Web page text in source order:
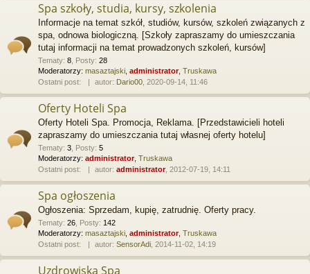
Spa szkoły, studia, kursy, szkolenia
Informacje na temat szkół, studiów, kursów, szkoleń związanych z
spa, odnowa biologiczną. [Szkoły zapraszamy do umieszczania
tutaj informacji na temat prowadzonych szkoleń, kursów]
Tematy: 8 Posty: 28
Moderatorzy: masaztajski administrator, Truskawa
Ostatni post:
autor: Dario00 , 2020-09-14, 11:46
Oferty Hoteli Spa
Oferty Hoteli Spa. Promocja, Reklama. [Przedstawicieli hoteli
zapraszamy do umieszczania tutaj własnej oferty hotelu]
Tematy: 3 Posty: 5
Moderatorzy: administrator, Truskawa
Ostatni post:
autor: administrator, 2012-07-19, 14:11
Spa ogłoszenia
Ogłoszenia: Sprzedam, kupię, zatrudnię. Oferty pracy.
Tematy: 26 Posty: 142
Moderatorzy: masaztajski administrator, Truskawa
Ostatni post:
autor: SensorAdi , 2014-11-02, 14:19
Uzdrowiska Spa